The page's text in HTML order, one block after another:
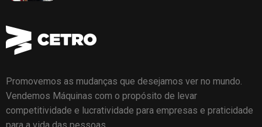
Promovemos as mudanças que desejamos ver no mundo.
Vendemos Máquinas com o propósito de levar
competitividade e lucratividade para empresas e praticidade